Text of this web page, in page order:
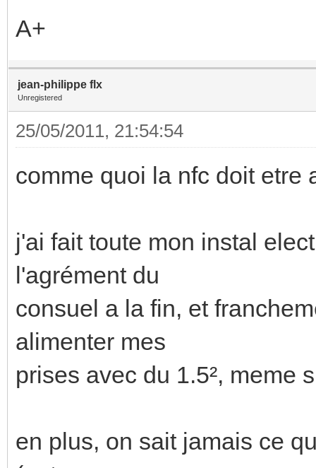
A+
jean-philippe flx
Unregistered
25/05/2011, 21:54:54
comme quoi la nfc doit etre
j'ai fait toute mon instal
l'agrément du
consuel a la fin, et
alimenter mes
prises avec du 1.5², meme
en plus, on sait jamais ce